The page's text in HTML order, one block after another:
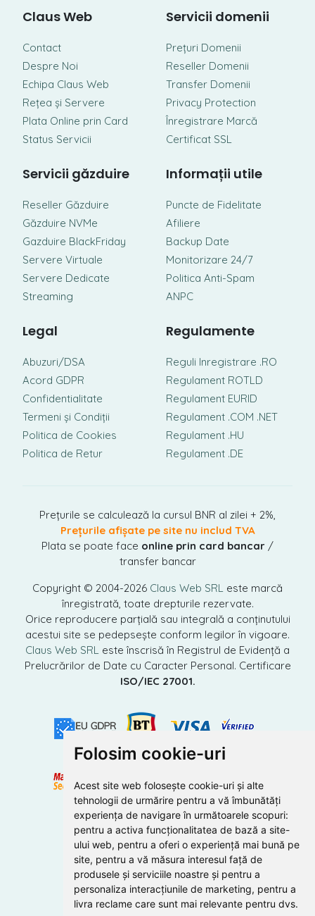
Folosim cookie-uri
Acest site web folosește cookie-uri și alte
tehnologii de urmărire pentru a vă îmbunătăți
experiența de navigare în următoarele scopuri:
pentru a activa funcționalitatea de bază a site-
ului web, pentru a oferi o experiență mai bună pe
site, pentru a vă măsura interesul față de
produsele și serviciile noastre și pentru a
personaliza interacțiunile de marketing, pentru a
livra reclame care sunt mai relevante pentru dvs.
Claus Web
Contact
Despre Noi
Echipa Claus Web
Rețea și Servere
Plata Online prin Card
Status Servicii
Servicii domenii
Prețuri Domenii
Reseller Domenii
Transfer Domenii
Privacy Protection
Înregistrare Marcă
Certificat SSL
Servicii găzduire
Reseller Găzduire
Găzduire NVMe
Gazduire BlackFriday
Servere Virtuale
Servere Dedicate
Streaming
Informații utile
Puncte de Fidelitate
Afiliere
Backup Date
Monitorizare 24/7
Politica Anti-Spam
ANPC
Legal
Abuzuri/DSA
Acord GDPR
Confidentialitate
Termeni și Condiții
Politica de Cookies
Politica de Retur
Regulamente
Reguli Inregistrare .RO
Regulament ROTLD
Regulament EURID
Regulament .COM .NET
Regulament .HU
Regulament .DE
Prețurile se calculează la cursul BNR al zilei + 2%,
Prețurile afișate pe site nu includ TVA
Plata se poate face online prin card bancar /
transfer bancar
Copyright © 2004-2026 Claus Web SRL este marcă
înregistrată, toate drepturile rezervate.
Orice reproducere parțială sau integrală a conținutului
acestui site se pedepsește conform legilor în vigoare.
Claus Web SRL este înscrisă în Registrul de Evidență a
Prelucrărilor de Date cu Caracter Personal. Certificare
ISO/IEC 27001.